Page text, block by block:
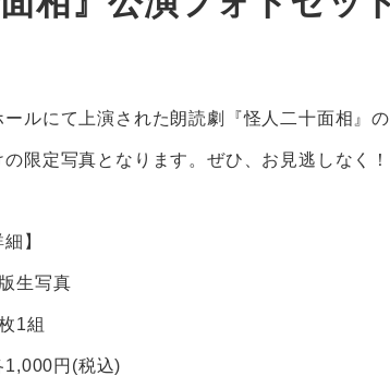
ールにて上演された朗読劇『怪人二十面相』
限定写真となります。ぜひ、お見逃しなく！
】
生写真
1組
1,000円(税込)